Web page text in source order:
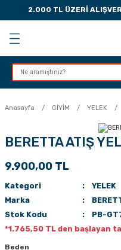
2.000 TL ÜZERİ
Geri
Geri
Geri
Geri
MANDALI
Anasayfa GİYİM YELEK
BERETTA ATIŞ
9.900,00 TL
Kategori
YELEK
Marka
Stok Kodu
PB-
*1.765,50 TL den başlayan
Beden